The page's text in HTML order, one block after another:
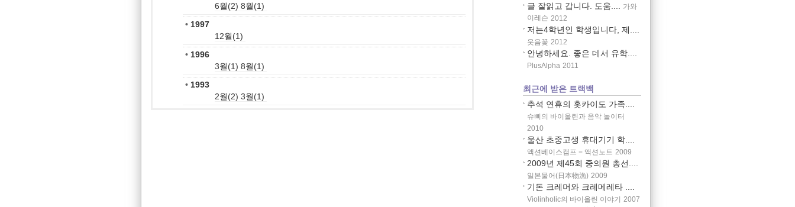
6월(2) 8월(1)
• 1997
12월(1)
• 1996
3월(1) 8월(1)
• 1993
2월(2) 3월(1)
글 잘읽고 갑니다. 도움.... 가와
이레슨 2012
저는4학년인 학생입니다, 제....
웃음꽃 2012
안녕하세요. 좋은 데서 유학....
PlusAlpha 2011
최근에 받은 트랙백
추석 연휴의 홋카이도 가족....
슈삐의 바이올린과 음악 놀이터
2010
울산 초중고생 휴대기기 학....
액션베이스캠프 = 액션노트 2009
2009년 제45회 중의원 총선....
일본물어(日本物漁) 2009
기돈 크레머와 크레메레타 ....
Violinholic의 바이올린 이야기 2007